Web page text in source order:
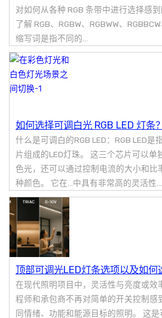
对如何从各种 RGB 条带中进行选择感
了解 RGB、RGBW、RGBWW、
缩写词是指不同的...
如何选择可调白光 RGB LED 灯条？
什么是可调白的RGB LED：RGB LED是
片组成的LED灯珠。 这三个芯片可以单
色光，还可以通过控制电流的大小和比
种颜色。 它在...中具有非常高的灵活性...
顶部可调光LED灯条选项以及如何
在现代照明项目中，灵活性与亮度或效
程师和承包商不再对简单的开关控制
同情绪、功能和能源目标的照明。 这